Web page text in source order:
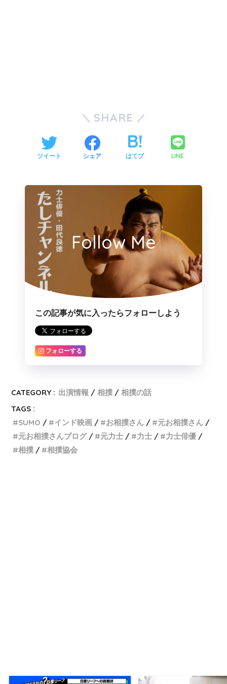
SHARE
ツイート シェア はてブ LINE
Follow Me
この記事が気に入ったらフォローしよう
フォローする
CATEGORY : 出演情報 相撲
相撲の話
TAGS :
SUMO
インド映画 お相撲さん
元お相撲さん
元お相撲さんブログ
元力士 力士
力士俳優
相撲
相撲協会